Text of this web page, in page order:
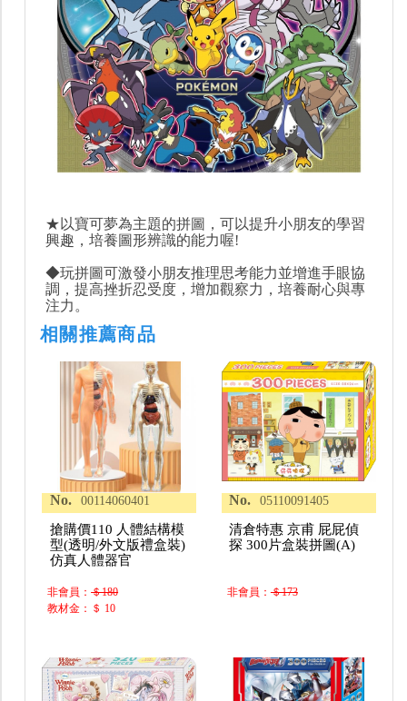
★以寶可夢為主題的拼圖，可以提升小朋友的學習
興趣，培養圖形辨識的能力喔!
◆玩拼圖可激發小朋友推理思考能力並增進手眼協
調，提高挫折忍受度，增加觀察力，培養耐心與專
注力。
相關推薦商品
No. 00114060401
搶購價110 人體結構模
型(透明/外文版禮盒裝)
仿真人體器官
非會員：＄180
教材金：＄ 10
No. 05110091405
清倉特惠 京甫 屁屁偵
探 300片盒裝拼圖(A)
非會員：＄173